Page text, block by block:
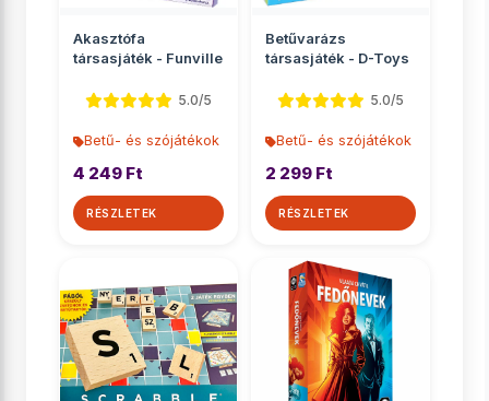
Akasztófa
társasjáték - Funville
5.0/5
Betű- és szójátékok
4 249 Ft
RÉSZLETEK
Betűvarázs
társasjáték - D-Toys
5.0/5
Betű- és szójátékok
2 299 Ft
RÉSZLETEK